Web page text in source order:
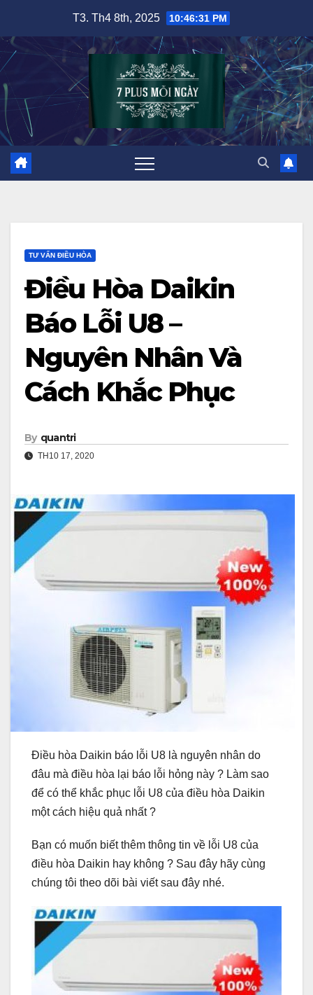
content
T3. Th4 8th, 2025 10:46:32 PM
TƯ VẤN ĐIỀU HÒA
Điều Hòa Daikin
Báo Lỗi U8 –
Nguyên Nhân Và
Cách Khắc Phục
By quantri
TH10 17, 2020
Điều hòa Daikin báo lỗi U8 là nguyên nhân do
đâu mà điều hòa lại báo lỗi hỏng này ? Làm sao
để có thể khắc phục lỗi U8 của điều hòa Daikin
một cách hiệu quả nhất ?
Bạn có muốn biết thêm thông tin về lỗi U8 của
điều hòa Daikin hay không ? Sau đây hãy cùng
chúng tôi theo dõi bài viết sau đây nhé.